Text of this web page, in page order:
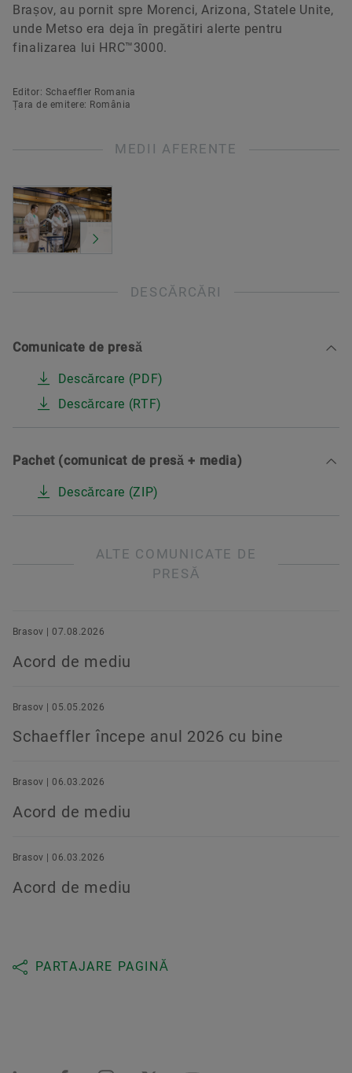
Brașov, au pornit spre Morenci, Arizona, Statele Unite,
unde Metso era deja în pregătiri alerte pentru
finalizarea lui HRC™3000.
Editor: Schaeffler Romania
Țara de emitere: România
MEDII AFERENTE
DESCĂRCĂRI
Comunicate de presă
Descărcare (PDF)
Descărcare (RTF)
Pachet (comunicat de presă + media)
Descărcare (ZIP)
ALTE COMUNICATE DE
PRESĂ
Brasov | 07.08.2026
Acord de mediu
Brasov | 05.05.2026
Schaeffler începe anul 2026 cu bine
Brasov | 06.03.2026
Acord de mediu
Brasov | 06.03.2026
Acord de mediu
PARTAJARE PAGINĂ